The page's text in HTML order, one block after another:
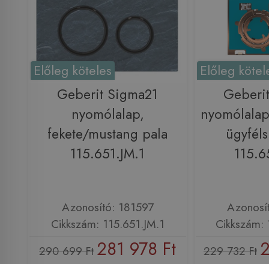
Előleg köteles
Geberit Sigma21
nyomólalap,
fekete/mustang pala
115.651.JM.1
Azonosító: 181597
Cikkszám: 115.651.JM.1
290 699 Ft 281 978 Ft
Előleg
229 732 Ft